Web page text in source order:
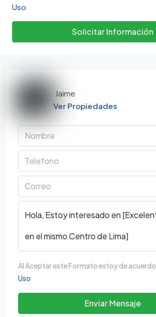
Uso
Solicitar Información
Jaime
Ver Propiedades
Al Aceptar este Formato estoy de acuerdo
Uso
Enviar Mensaje